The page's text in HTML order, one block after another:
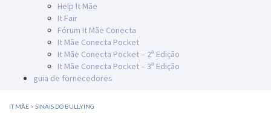
Help It Mãe
It Fair
Fórum It Mãe Conecta
It Mãe Conecta Pocket
It Mãe Conecta Pocket – 2ª Edição
It Mãe Conecta Pocket – 3ª Edição
guia de fornecedores
IT MÃE > SINAIS DO BULLYING